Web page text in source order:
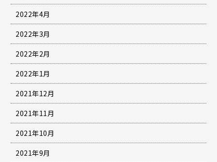
2022年4月
2022年3月
2022年2月
2022年1月
2021年12月
2021年11月
2021年10月
2021年9月